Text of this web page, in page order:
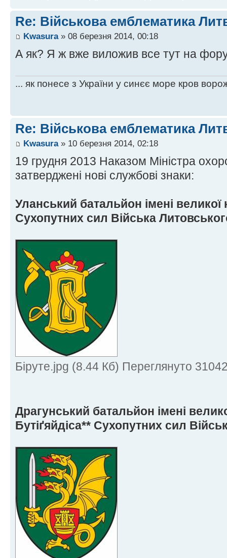
Re: Військова емблематика
Kwasura» 08 березня 2014, 00:18
А як? Я ж вже виложив все тут на
... як понесе з України у синєє море кров
Re: Військова емблематика
Kwasura» 10 березня 2014, 02:18
19 грудня 2013 Наказом Міністра
затверджені нові службові знаки:
Уланський батальйон імені великої
Сухопутних сил Війська
Біруте.jpg (8.44 Кб) Переглянуто
Драгунський батальйон імені
Бутіґяйдіса** Сухопутних сил